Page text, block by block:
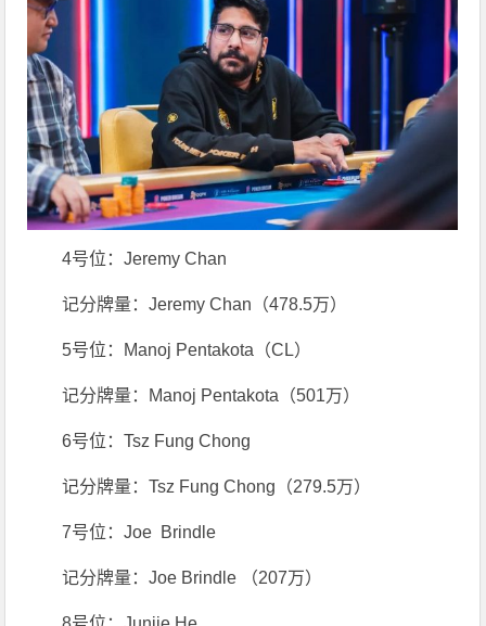
4号位：Jeremy Chan
记分牌量：Jeremy Chan（478.5万）
5号位：Manoj Pentakota（CL）
记分牌量：Manoj Pentakota（501万）
6号位：Tsz Fung Chong
记分牌量：Tsz Fung Chong（279.5万）
7号位：Joe Brindle
记分牌量：Joe Brindle （207万）